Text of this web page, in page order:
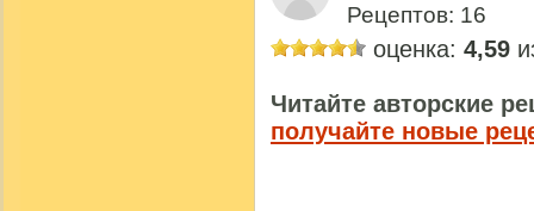
Рецептов: 16
оценка: 4,59
Читайте авторские
получайте новые